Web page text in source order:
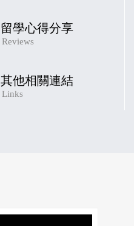
留學心得分享
Reviews
其他相關連結
Links